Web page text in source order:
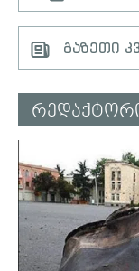
გაზეთი